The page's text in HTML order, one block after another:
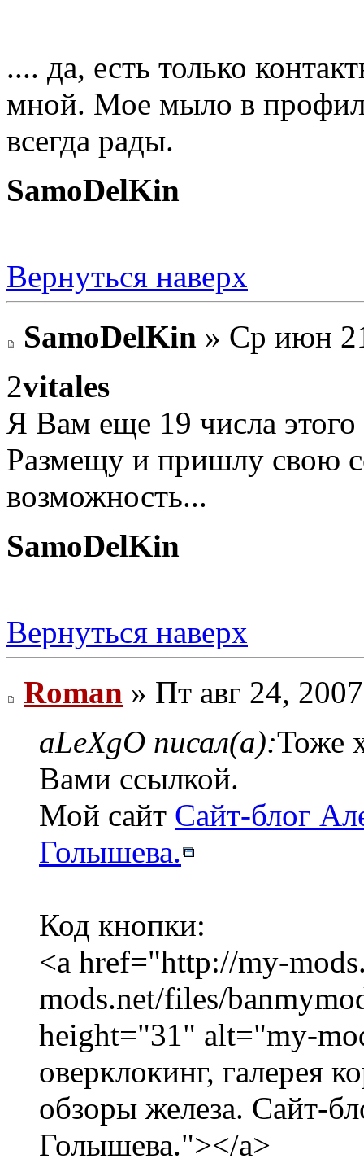
.... да, есть только
мной. Мое мыло в
всегда рады.
SamoDelKin
Вернуться наверх
SamoDelKin » Ср июн
2vitales
Я Вам еще 19 числа этого
Размещу и пришлу свою
возможность...
SamoDelKin
Вернуться наверх
Roman » Пт авг 24,
aLeXgO писал(а):Тоже
Вами ссылкой.
Мой сайт Сайт-блог
Голышева.
Код кнопки:
<a href="http://my-
mods.net/files/
height="31" alt="my-
оверклокинг, галерея
обзоры железа. Сайт-
Голышева."></a>